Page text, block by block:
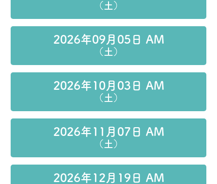
（土）
2026年09月05日 AM
（土）
2026年10月03日 AM
（土）
2026年11月07日 AM
（土）
2026年12月19日 AM